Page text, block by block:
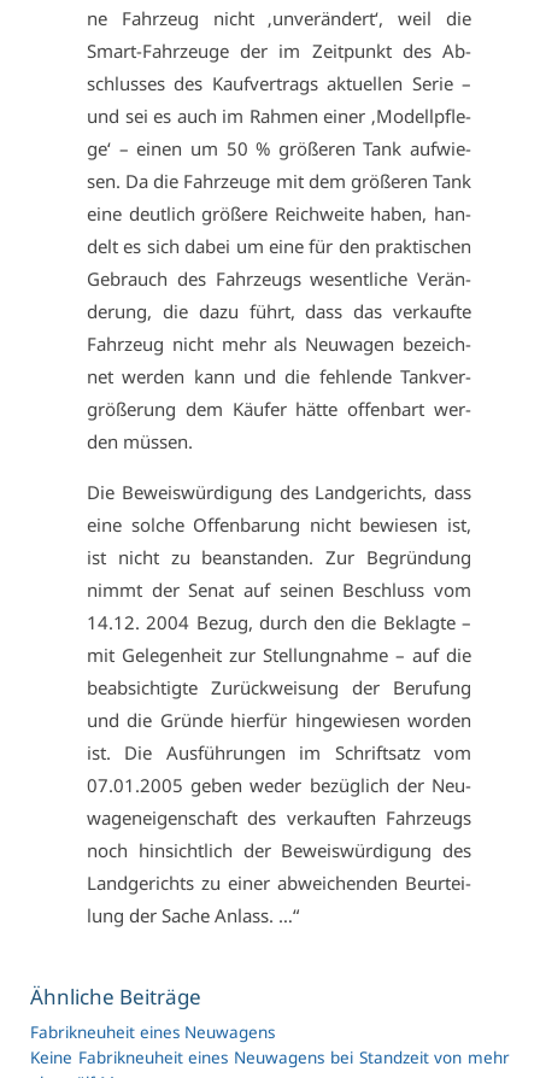
ne Fahr­zeug nicht ‚un­ver­än­dert‘, weil die
Smart-Fahr­zeu­ge der im Zeit­punkt des Ab­
schlus­ses des Kauf­ver­trags ak­tu­el­len Se­rie –
und sei es auch im Rah­men ei­ner ‚Mo­dell­pfle­
ge‘ – ei­nen um 50 % grö­ße­ren Tank auf­wie­
sen. Da die Fahr­zeu­ge mit dem grö­ße­ren Tank
ei­ne deut­lich grö­ße­re Reich­wei­te ha­ben, han­
delt es sich da­bei um ei­ne für den prak­ti­schen
Ge­brauch des Fahr­zeugs we­sent­li­che Ver­än­
de­rung, die da­zu führt, dass das ver­kauf­te
Fahr­zeug nicht mehr als Neu­wa­gen be­zeich­
net wer­den kann und die feh­len­de Tank­ver­
grö­ße­rung dem Käu­fer hät­te of­fen­bart wer­
den müs­sen.
Die Be­weis­wür­di­gung des Land­ge­richts, dass
ei­ne sol­che Of­fen­ba­rung nicht be­wie­sen ist,
ist nicht zu be­an­stan­den. Zur Be­grün­dung
nimmt der Se­nat auf sei­nen Be­schluss vom
14.12. 2004 Be­zug, durch den die Be­klag­te –
mit Ge­le­gen­heit zur Stel­lung­nah­me – auf die
be­ab­sich­tig­te Zu­rück­wei­sung der Be­ru­fung
und die Grün­de hier­für hin­ge­wie­sen wor­den
ist. Die Aus­füh­run­gen im Schrift­satz vom
07.01.2005 ge­ben we­der be­züg­lich der Neu­
wa­gen­ei­gen­schaft des ver­kauf­ten Fahr­zeugs
noch hin­sicht­lich der Be­weis­wür­di­gung des
Land­ge­richts zu ei­ner ab­wei­chen­den Be­ur­tei­
lung der Sa­che An­lass. …“
Ähn­li­che Bei­trä­ge
Fa­brik­neu­heit ei­nes Neu­wa­gens
Kei­ne Fa­brik­neu­heit ei­nes Neu­wa­gens bei Stand­zeit von mehr